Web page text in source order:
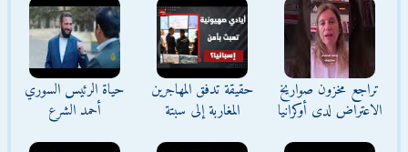
تراجع مخزون صواريخ
الاعتراض لدى أوكرانيا
حقيقة تدفق المهاجرين
المغاربة إلى سبتة
حياة الرئيس السوري
أحمد الشرع